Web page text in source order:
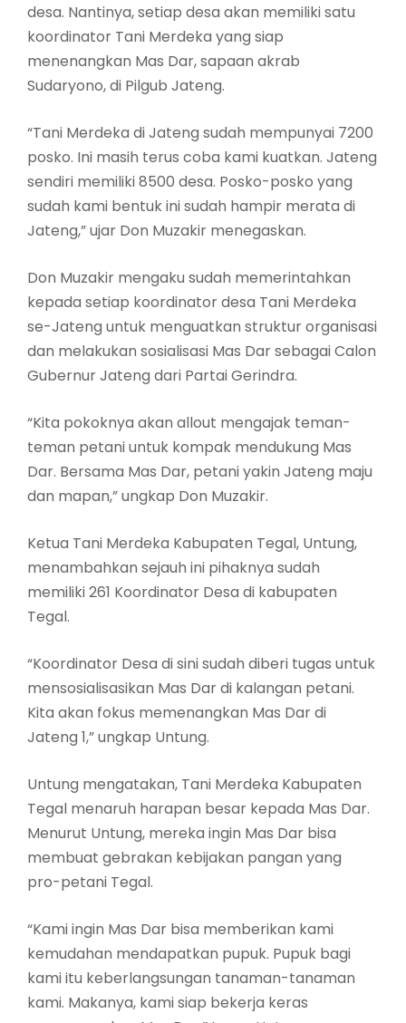
desa. Nantinya, setiap desa akan memiliki satu
koordinator Tani Merdeka yang siap
menenangkan Mas Dar, sapaan akrab
Sudaryono, di Pilgub Jateng.
“Tani Merdeka di Jateng sudah mempunyai 7200
posko. Ini masih terus coba kami kuatkan. Jateng
sendiri memiliki 8500 desa. Posko-posko yang
sudah kami bentuk ini sudah hampir merata di
Jateng,” ujar Don Muzakir menegaskan.
Don Muzakir mengaku sudah memerintahkan
kepada setiap koordinator desa Tani Merdeka
se-Jateng untuk menguatkan struktur organisasi
dan melakukan sosialisasi Mas Dar sebagai Calon
Gubernur Jateng dari Partai Gerindra.
“Kita pokoknya akan allout mengajak teman-
teman petani untuk kompak mendukung Mas
Dar. Bersama Mas Dar, petani yakin Jateng maju
dan mapan,” ungkap Don Muzakir.
Ketua Tani Merdeka Kabupaten Tegal, Untung,
menambahkan sejauh ini pihaknya sudah
memiliki 261 Koordinator Desa di kabupaten
Tegal.
“Koordinator Desa di sini sudah diberi tugas untuk
mensosialisasikan Mas Dar di kalangan petani.
Kita akan fokus memenangkan Mas Dar di
Jateng 1,” ungkap Untung.
Untung mengatakan, Tani Merdeka Kabupaten
Tegal menaruh harapan besar kepada Mas Dar.
Menurut Untung, mereka ingin Mas Dar bisa
membuat gebrakan kebijakan pangan yang
pro-petani Tegal.
“Kami ingin Mas Dar bisa memberikan kami
kemudahan mendapatkan pupuk. Pupuk bagi
kami itu keberlangsungan tanaman-tanaman
kami. Makanya, kami siap bekerja keras